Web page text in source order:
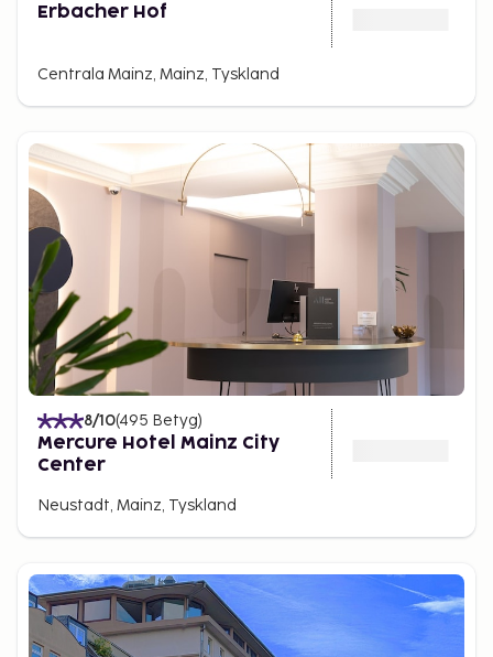
Erbacher Hof
Centrala Mainz, Mainz, Tyskland
8/10(495 Betyg)
Mercure Hotel Mainz City
Center
Neustadt, Mainz, Tyskland